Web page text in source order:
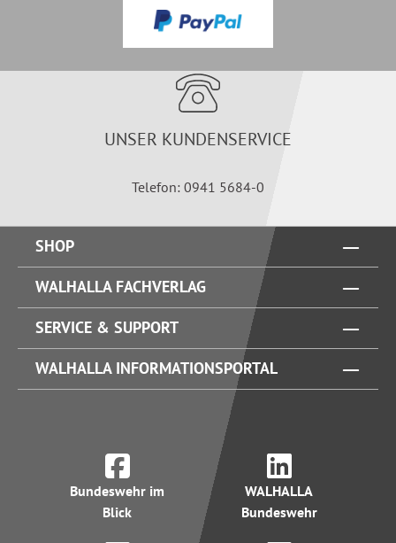
UNSER KUNDENSERVICE
Telefon: 0941 5684-0
SHOP
WALHALLA FACHVERLAG
SERVICE & SUPPORT
WALHALLA INFORMATIONSPORTAL
Bundeswehr im
Blick
WALHALLA
Bundeswehr